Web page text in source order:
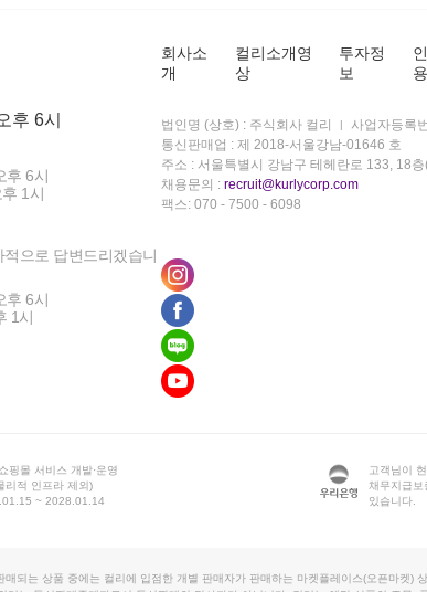
후 6시
후 6시
1시
으로 답변드리겠습니
후 6시
1시
회사소
개
컬리소개영
상
투자정
보
용
법인명 (상호) : 주식회사 컬리 사업자등록
통신판매업 : 제 2018-서울강남-01646 호
주소 : 서울특별시 강남구 테헤란로 133, 18
채용문의 : recruit@kurlycorp.com
팩스: 070 - 7500 - 6098
핑몰 서비스 개발·운영
리적 인프라 제외)
~ 2028.01.14
고객님이
채무지급
있습니다.
매되는 상품 중에는 컬리에 입점한 개별 판매자가 판매하는 마켓플레이스(오픈마켓)